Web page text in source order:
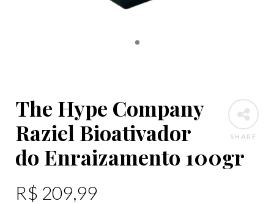
SHARE
The Hype Company
Raziel Bioativador
do Enraizamento 100gr
R$ 209,99